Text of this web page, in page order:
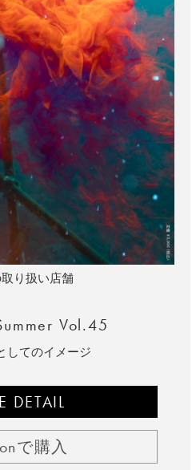
り扱い店舗
Vol.45
してのイメージ
DETAIL
で購入